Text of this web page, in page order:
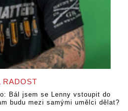
RADOST
Bál jsem se Lenny vstoupit do
budu mezi samými umělci dělat?